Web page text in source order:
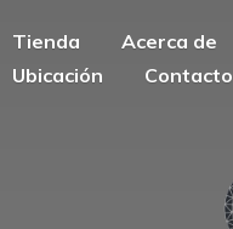
Tienda
Acerca de
Ubicación
Contacto